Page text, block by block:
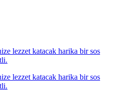
lezzet katacak harika bir sos
lezzet katacak harika bir sos